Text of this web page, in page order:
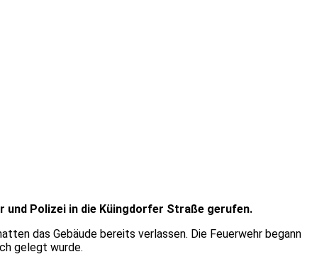
und Polizei in die Küingdorfer Straße gerufen.
das Gebäude bereits verlassen. Die Feuerwehr begann
gelegt wurde.